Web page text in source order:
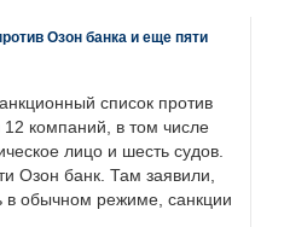
Озон банка и еще пяти
список против
компаний, в том числе
лицо и шесть судов.
Озон банк. Там заявили,
в обычном режиме, санкции